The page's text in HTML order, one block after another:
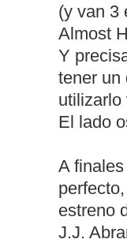
(y van 3
Almost
Y
tener un
utilizarlo
El lado
A
estreno
J.J.